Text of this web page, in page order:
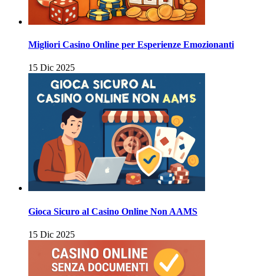
Migliori Casino Online per Esperienze Emozionanti
15 Dic 2025
Gioca Sicuro al Casino Online Non AAMS
15 Dic 2025